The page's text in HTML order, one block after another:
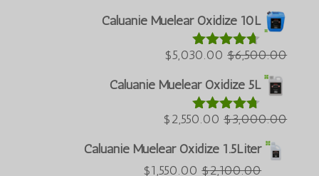
цена
была:
$35,000.00.
цена:
Caluanie Muelear Oxidize 10L
Оценка
$6,500.00
Первоначальная
цена
была:
$6,500.00.
$5,030.00
Текущая
цена:
Caluanie Muelear Oxidize 5L
Оценка
$3,000.00
Первоначальная
цена
$2,550.00
Текущая
цена:
Caluanie Muelear Oxidize 1.5Liter
$2,100.00
Первоначальная
$1,550.00
Текущая
日本語
Қазақ тілі
한국어
ភាសាខ្មែរ
Bahasa Melayu
ພາສາລາວ